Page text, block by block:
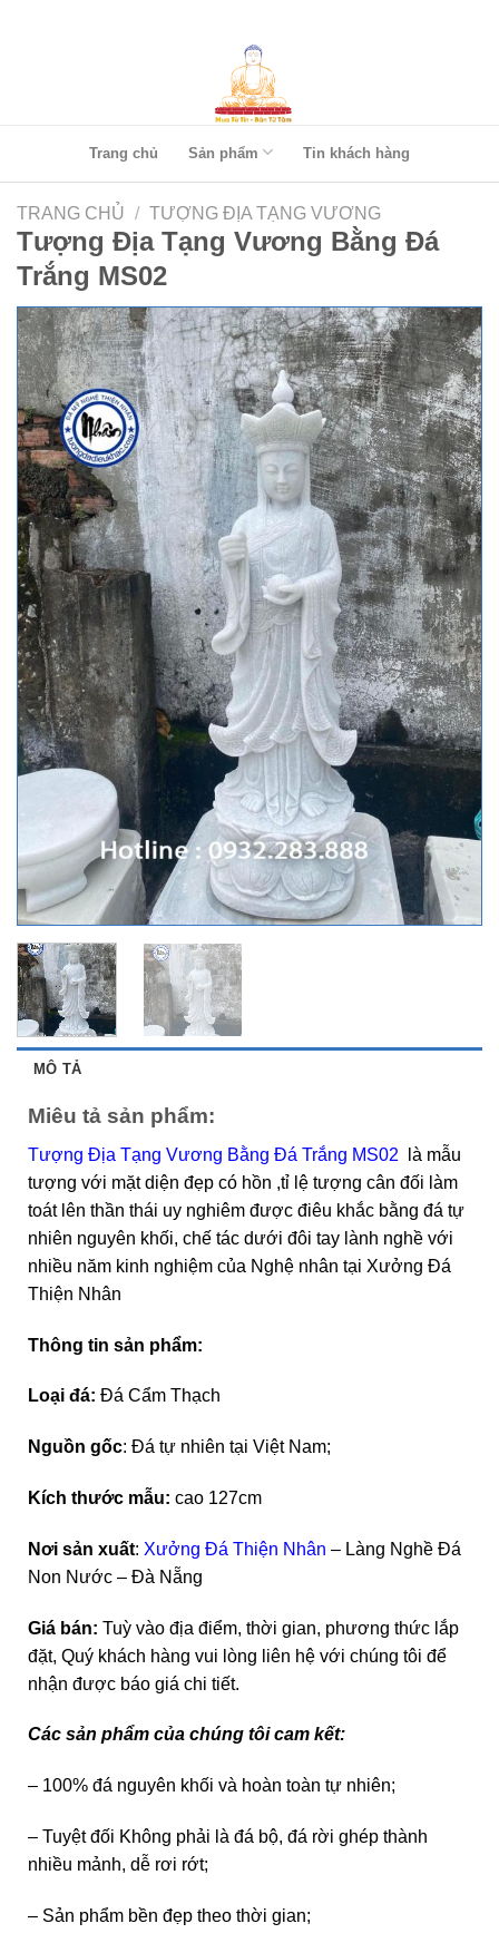
Trang chủ Sản phẩm Tin khách hàng
TRANG CHỦ / TƯỢNG ĐỊA TẠNG VƯƠNG
Tượng Địa Tạng Vương Bằng Đá
Trắng MS02
MÔ TẢ
Miêu tả sản phẩm:
Tượng Địa Tạng Vương Bằng Đá Trắng MS02
là mẫu
tượng với mặt diện đẹp có hồn ,tỉ lệ tượng cân đối làm
toát lên thần thái uy nghiêm được điêu khắc bằng đá tự
nhiên nguyên khối, chế tác dưới đôi tay lành nghề với
nhiều năm kinh nghiệm của Nghệ nhân tại Xưởng Đá
Thiện Nhân
Thông tin sản phẩm:
Loại đá: Đá Cẩm Thạch
Nguồn gốc: Đá tự nhiên tại Việt Nam;
Kích thước mẫu: cao 127cm
Nơi sản xuất: Xưởng Đá Thiện Nhân – Làng Nghề Đá
Non Nước – Đà Nẵng
Giá bán: Tuỳ vào địa điểm, thời gian, phương thức lắp
đặt, Quý khách hàng vui lòng liên hệ với chúng tôi để
nhận được báo giá chi tiết.
Các sản phẩm của chúng tôi cam kết:
– 100% đá nguyên khối và hoàn toàn tự nhiên;
– Tuyệt đối Không phải là đá bộ, đá rời ghép thành
nhiều mảnh, dễ rơi rớt;
– Sản phẩm bền đẹp theo thời gian;